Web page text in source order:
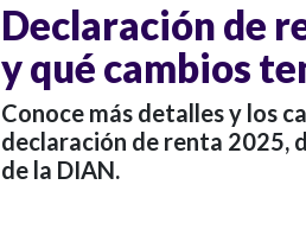
Declaración de
y qué cambios
Conoce más detalles y los
declaración de renta 2025,
de la DIAN.